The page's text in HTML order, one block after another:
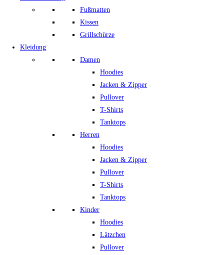
Fußmatten
Kissen
Grillschürze
Kleidung
Damen
Hoodies
Jacken & Zipper
Pullover
T-Shirts
Tanktops
Herren
Hoodies
Jacken & Zipper
Pullover
T-Shirts
Tanktops
Kinder
Hoodies
Lätzchen
Pullover